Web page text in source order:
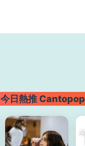
今日熱推 Cantopop